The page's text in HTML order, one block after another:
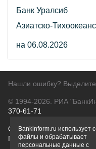
Банк Уралсиб
Азиатско-
на 06.08.2026
Нашли ошибку? Выделите
© 1994-2026. РИА
370-61-71
О проектеПолитика
Правовая информация
Bankinform.ru использует
файлы и обрабатывает
персональные данные с